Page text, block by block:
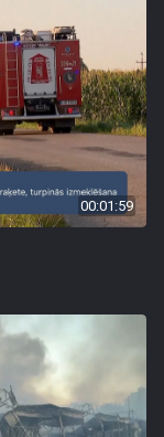
00:01:59